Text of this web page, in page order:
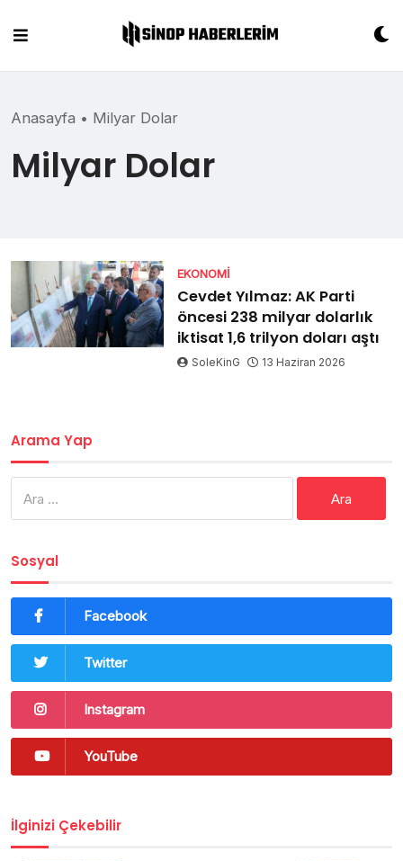
content
Anasayfa • Milyar Dolar
Milyar Dolar
EKONOMI
Cevdet Yılmaz: AK Parti
öncesi 238 milyar dolarlık
iktisat 1,6 trilyon doları aştı
SoleKinG 13 Haziran 2026
Arama Yap
Sosyal
Facebook
Twitter
Instagram
YouTube
İlginizi Çekebilir